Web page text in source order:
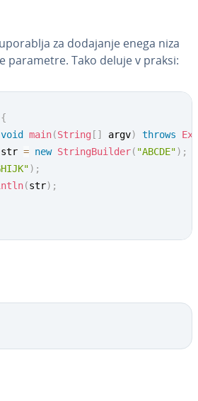
za dodajanje enega niza
parametre. Tako deluje v praksi:
{
void main(String [ ] argv) throws
str = new StringBuilder( "ABCDE") ;
) ;
(str) ;